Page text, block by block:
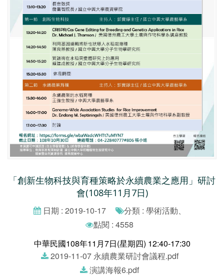
「創新生物科技與育種策略於永續農業之應用」研討
會(108年11月7日)
日期 : 2019-10-17
分類 : 學術活動、
點閱 : 4558
中華民國108年11月7日(星期四) 12:40-17:30
2019-11-07 永續農業研討會議程.pdf
演講海報6.pdf